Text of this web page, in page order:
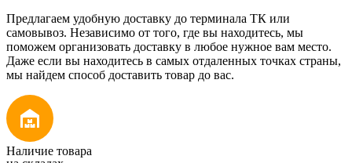
Предлагаем удобную доставку до терминала ТК или
самовывоз. Независимо от того, где вы находитесь, мы
поможем организовать доставку в любое нужное вам место.
Даже если вы находитесь в самых отдаленных точках страны,
мы найдем способ доставить товар до вас.
Наличие товара